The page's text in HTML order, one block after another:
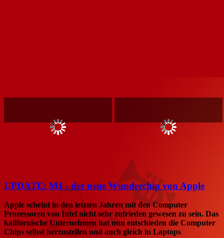
UPDATE: M1 - der neue Wunderchip von Apple
Apple scheint in den letzten Jahren mit den Computer
Prozessoren von Intel nicht sehr zufrieden gewesen zu sein. Das
kalifornische Unternehmen hat nun entschieden die Computer
Chips selbst herzustellen und auch gleich in Laptops